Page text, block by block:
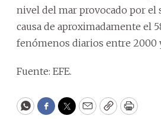
nivel del mar provocado por el
causa de aproximadamente el
fenómenos diarios entre 2000
Fuente: EFE.
WhatsApp
Facebook
Twitter
EmailCopyPrint